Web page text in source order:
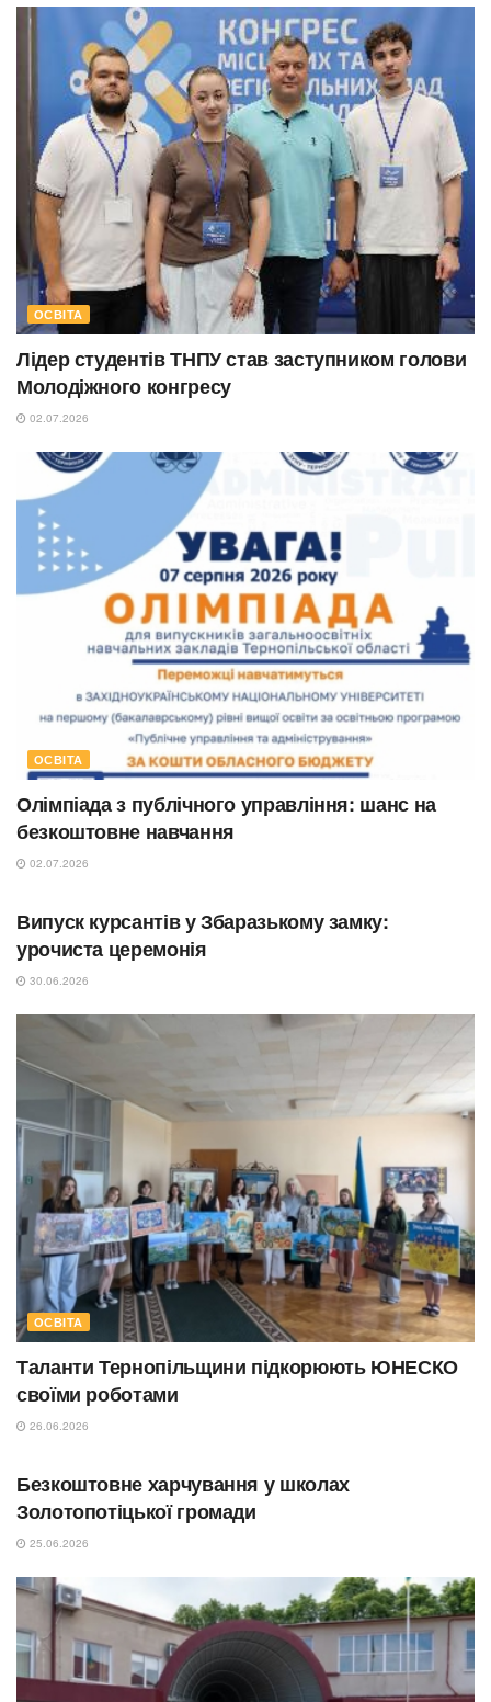
ОСВІТА
Лідер студентів ТНПУ став заступником голови
Молодіжного конгресу
02.07.2026
ОСВІТА
Олімпіада з публічного управління: шанс на
безкоштовне навчання
02.07.2026
Випуск курсантів у Збаразькому замку:
урочиста церемонія
30.06.2026
ОСВІТА
Таланти Тернопільщини підкорюють ЮНЕСКО
своїми роботами
26.06.2026
Безкоштовне харчування у школах
Золотопотіцької громади
25.06.2026